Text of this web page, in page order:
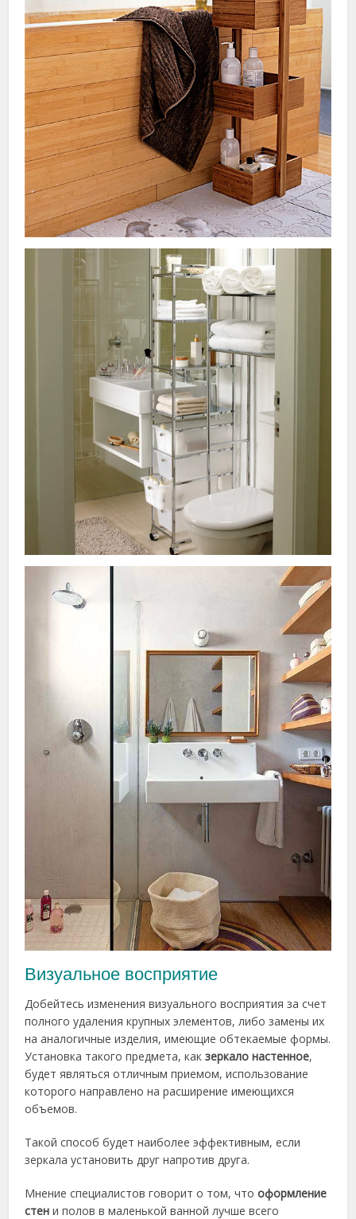
Визуальное восприятие
Добейтесь изменения визуального восприятия за счет
полного удаления крупных элементов, либо замены их
на аналогичные изделия, имеющие обтекаемые формы.
Установка такого предмета, какзеркало настенное,
будет являться отличным приемом, использование
которого направлено на расширение имеющихся
объемов.
Такой способ будет наиболее эффективным, если
зеркала установить друг напротив друга.
Мнение специалистов говорит о том, чтооформление
стен и полов в маленькой ванной лучше всего